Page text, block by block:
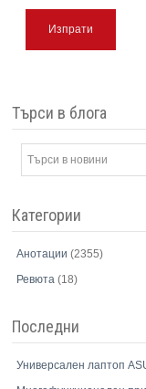
Изпрати
Търси в блога
Категории
Анотации(2355)
Ревюта(18)
Последни
Универсален лаптоп